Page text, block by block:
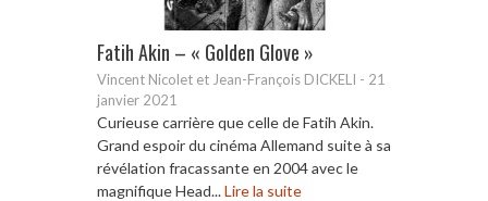
Fatih Akin – « Golden Glove »
Vincent Nicolet et Jean-François DICKELI - 21
janvier 2021
Curieuse carrière que celle de Fatih Akin.
Grand espoir du cinéma Allemand suite à sa
révélation fracassante en 2004 avec le
magnifique Head...Lire la suite